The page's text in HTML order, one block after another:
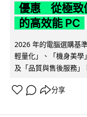
優惠 從極致
的高效能 PC
2026 年的電腦選購基
輕量化」、「機身美
及「品質與售後服務」
分享